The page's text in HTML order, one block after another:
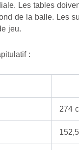
Les tables
de la balle. Les
jeu.
:
274